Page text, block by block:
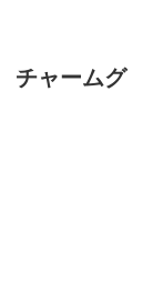
ャームグ